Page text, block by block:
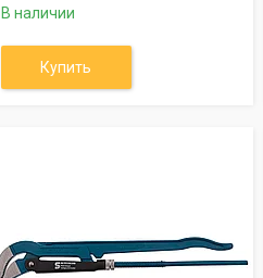
В наличии
Купить